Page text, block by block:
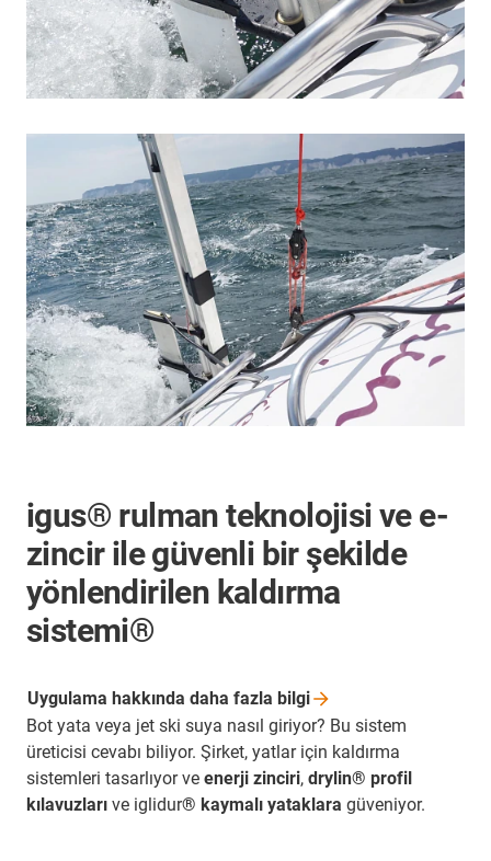
igus® rulman teknolojisi ve e-
zincir ile güvenli bir şekilde
yönlendirilen kaldırma
sistemi®
Bot yata veya jet ski suya nasıl giriyor? Bu sistem
üreticisi cevabı biliyor. Şirket, yatlar için kaldırma
sistemleri tasarlıyor ve enerji zinciri, drylin® profil
kılavuzları ve iglidur® kaymalı yataklara güveniyor.
Uygulama hakkında daha fazla bilgi